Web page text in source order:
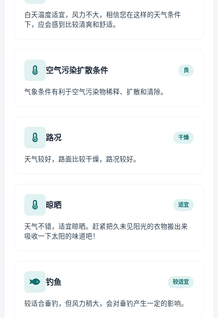
白天温度适宜，风力不大，相信您在这样的天气条件
下，应会感到比较清爽和舒适。
空气污染扩散条件 良
气象条件有利于空气污染物稀释、扩散和清除。
路况 干燥
天气较好，路面比较干燥，路况较好。
晾晒 适宜
天气不错，适宜晾晒。赶紧把久未见阳光的衣物搬出来
吸收一下太阳的味道吧！
钓鱼 较适宜
较适合垂钓，但风力稍大，会对垂钓产生一定的影响。